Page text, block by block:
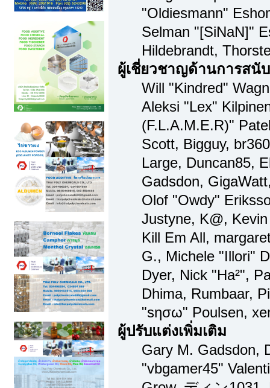
"Oldiesmann"
Selman "[SiNaN]"
Hildebrandt,
ผู้เชี่ยวชาญด้านการสนั
Will "Kindred"
Aleksi "Lex"
(F.L.A.M.E.R)"
Scott, Bigguy,
Large, Duncan85,
Gadsdon,
Olof "Owdy"
Justyne, K@,
Kill Em All,
G., Michele "Illori"
Dyer, Nick "Ha²",
Dhima, Rumbaar,
"sησω" Poulsen,
ผู้ปรับแต่งเพิ่มเติม
Gary M. Gadsdon,
"vbgamer45"